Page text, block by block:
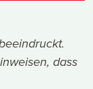
dass